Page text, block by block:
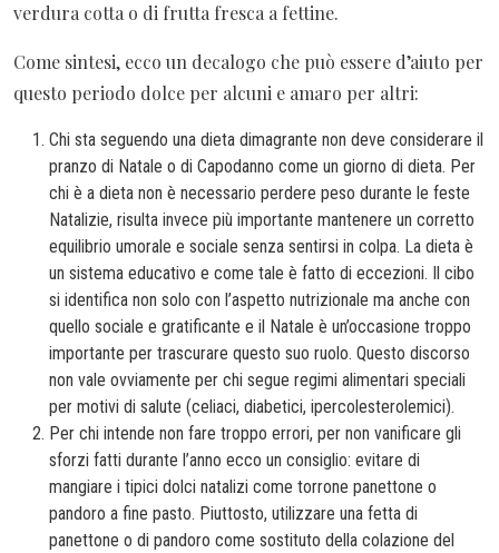
verdura cotta o di frutta fresca a fettine.
Come sintesi, ecco un decalogo che può essere d’aiuto per
questo periodo dolce per alcuni e amaro per altri:
Chi sta seguendo una dieta dimagrante non deve considerare il
pranzo di Natale o di Capodanno come un giorno di dieta. Per
chi è a dieta non è necessario perdere peso durante le feste
Natalizie, risulta invece più importante mantenere un corretto
equilibrio umorale e sociale senza sentirsi in colpa. La dieta è
un sistema educativo e come tale è fatto di eccezioni. Il cibo
si identifica non solo con l’aspetto nutrizionale ma anche con
quello sociale e gratificante e il Natale è un’occasione troppo
importante per trascurare questo suo ruolo. Questo discorso
non vale ovviamente per chi segue regimi alimentari speciali
per motivi di salute (celiaci, diabetici, ipercolesterolemici).
Per chi intende non fare troppo errori, per non vanificare gli
sforzi fatti durante l’anno ecco un consiglio: evitare di
mangiare i tipici dolci natalizi come torrone panettone o
pandoro a fine pasto. Piuttosto, utilizzare una fetta di
panettone o di pandoro come sostituto della colazione del